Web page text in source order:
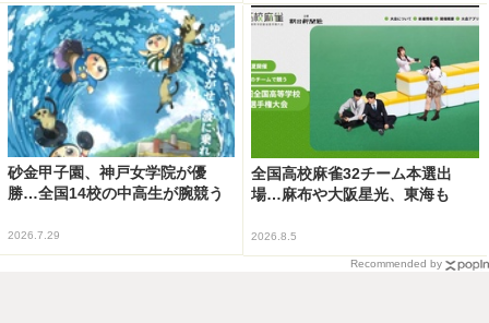
砂金甲子園、神戸女学院が優
勝…全国14校の中高生が腕競う
2026.7.29
全国高校麻雀32チーム本選出
場…麻布や大阪星光、東海も
2026.8.5
Recommended by